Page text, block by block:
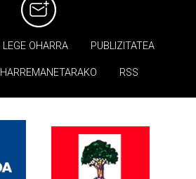
LEGE OHARRA PUBLIZITATEA
HARREMANETARAKO RSS